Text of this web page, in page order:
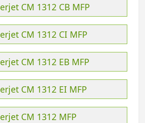
CM 1312 CB MFP
CM 1312 CI MFP
CM 1312 EB MFP
CM 1312 EI MFP
CM 1312 MFP